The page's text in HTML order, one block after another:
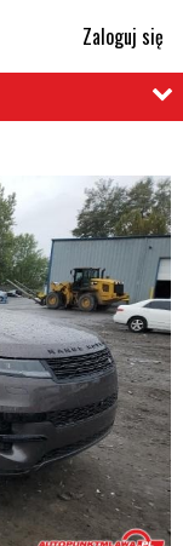
Zaloguj się